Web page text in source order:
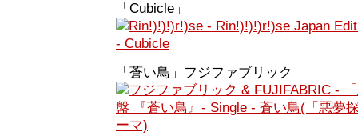
「Cubicle」
「蒼い鳥」フジファブリック